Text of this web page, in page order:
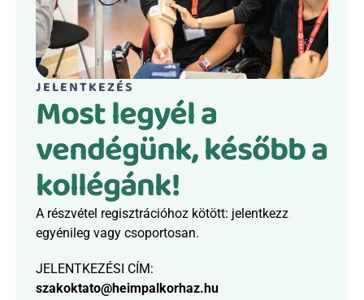
JELENTKEZÉS
Most legyél a
vendégünk, később a
kollégánk!
A részvétel regisztrációhoz kötött: jelentkezz
egyénileg vagy csoportosan.
szakoktato@heimpalkorhaz.hu